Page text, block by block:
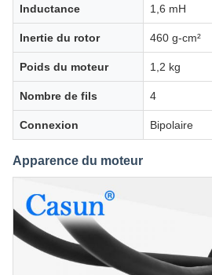
Inductance 1,6 mH
Inertie du rotor 460 g-cm²
Poids du moteur 1,2 kg
Nombre de fils 4
Connexion Bipolaire
Apparence du moteur